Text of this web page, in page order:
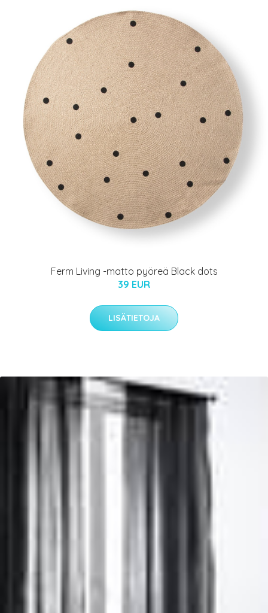
Ferm Living -matto pyöreä Black dots
39 EUR
LISÄTIETOJA